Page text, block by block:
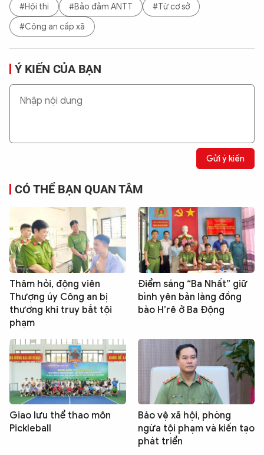
#Hội thi
#Bảo đảm ANTT
#Từ cơ sở
#Công an cấp xã
Ý KIẾN CỦA BẠN
Gửi ý kiến
CÓ THỂ BẠN QUAN TÂM
Thăm hỏi, động viên
Thượng úy Công an bị
thương khi truy bắt tội
phạm
Điểm sáng “Ba Nhất” giữ
bình yên bản làng đồng
bào H’rê ở Ba Động
Giao lưu thể thao môn
Pickleball
Bảo vệ xã hội, phòng
ngừa tội phạm và kiến tạo
phát triển